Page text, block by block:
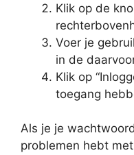
Klik op de
Voer je
in de
Klik op
toegang
Als je je
problemen hebt